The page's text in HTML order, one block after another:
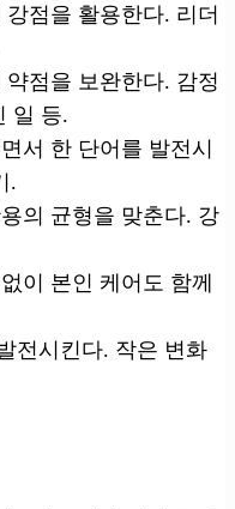
점을 활용한다. 리더
점을 보완한다. 감정
일 등.
서 한 단어를 발전시
.
의 균형을 맞춘다. 강
이 본인 케어도 함께
전시킨다. 작은 변화